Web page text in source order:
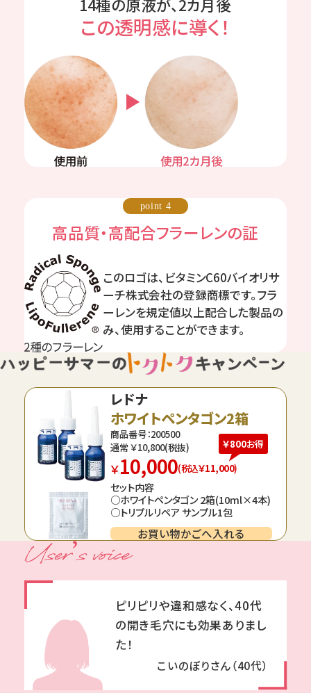
この透明感に導く！
point 4
高品質・高配合フラーレンの証
このロゴは、ビタミンC60バイオリサ
ーチ株式会社の登録商標です。フラ
ーレンを規定値以上配合した製品の
み、使用することができます。
レドナ
ホワイトペンタゴン2箱
商品番号：200500
通常 ￥10,800(税抜)
￥10,000(税込￥11,000)
￥800お得
セット内容
○ホワイトペンタゴン 2箱(10ml×4本)
○トリプルリペア サンプル1包
お買い物かごへ入れる
ピリピリや違和感なく、40代
の開き毛穴にも効果ありまし
た！
こいのぼりさん（40代）